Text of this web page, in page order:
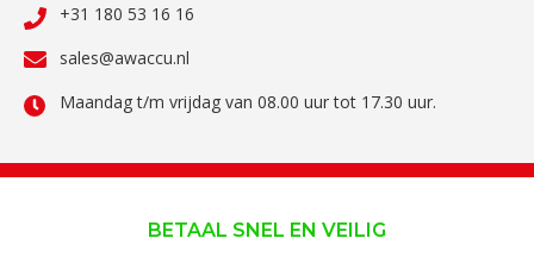
+31 180 53 16 16
sales@awaccu.nl
Maandag t/m vrijdag van 08.00 uur tot 17.30 uur.
BETAAL SNEL EN VEILIG